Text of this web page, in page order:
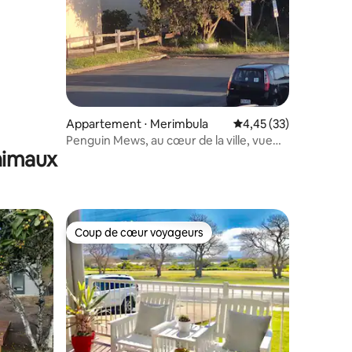
Appartement ⋅ Merimbula Évaluation moyenne
4,45 (33)
Penguin Mews, au cœur de la ville, vue
appréciés Coup de cœur voyageurs
Coup de cœur voyageurs